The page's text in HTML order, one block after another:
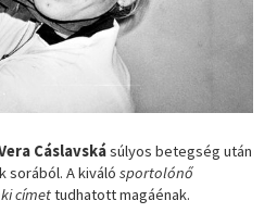
Cáslavskásúlyos betegség után
sorából. A kiválósportolónő
címettudhatott magáénak.